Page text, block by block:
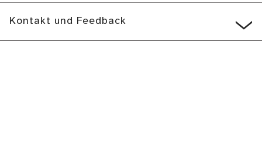
Kontakt und Feedback